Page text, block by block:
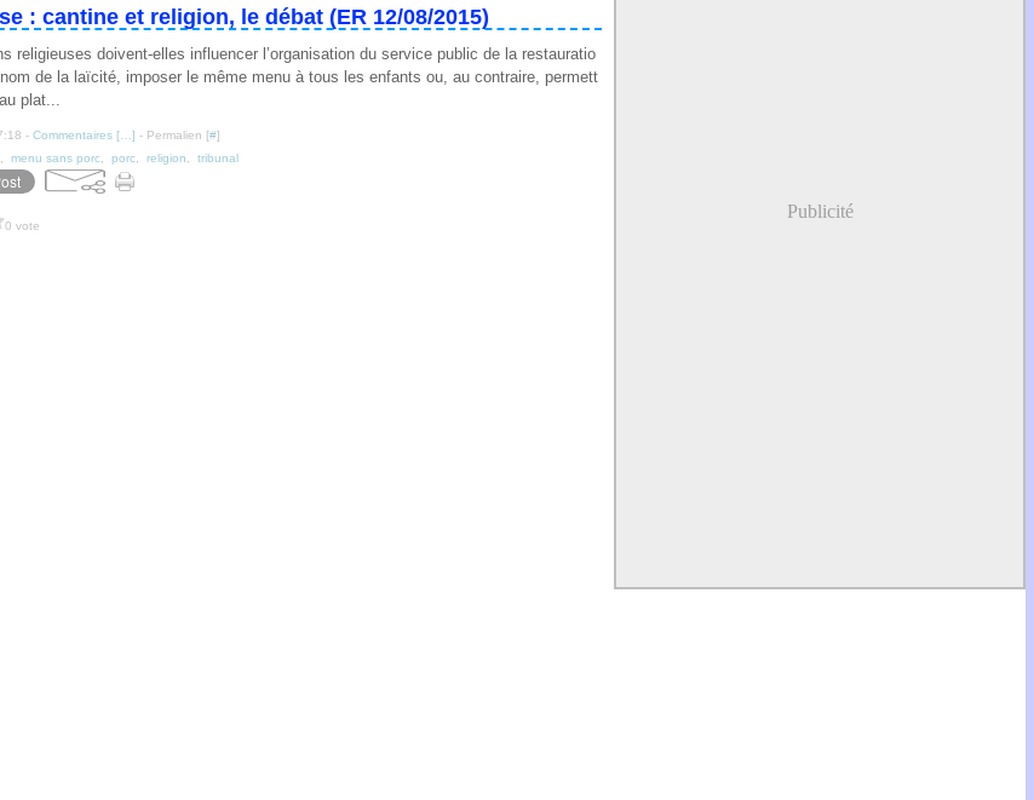
: cantine et religion, le débat (ER 12/08/2015)
religieuses doivent-elles influencer l’organisation du service public de la restauratio
de la laïcité, imposer le même menu à tous les enfants ou, au contraire, permett
plat...
- Commentaires [ ] - Permalien [#]
menu sans porc porc religion tribunal
0 vote
Publicité